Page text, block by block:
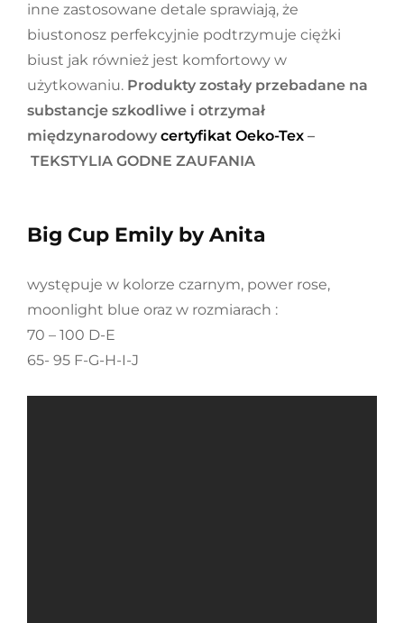
inne zastosowane detale sprawiają, że
biustonosz perfekcyjnie podtrzymuje ciężki
biust jak również jest komfortowy w
użytkowaniu. Produkty zostały przebadane na
substancje szkodliwe i otrzymał
międzynarodowy certyfikat Oeko-Tex –
TEKSTYLIA GODNE ZAUFANIA
Big Cup Emily by Anita
występuje w kolorze czarnym, power rose,
moonlight blue oraz w rozmiarach :
70 – 100 D-E
65- 95 F-G-H-I-J